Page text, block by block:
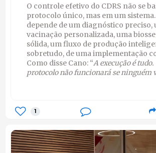
O controle efetivo do CDRS não se
protocolo único, mas em um sistema.
depende de um diagnóstico preciso,
vacinação personalizada, uma
sólida, um fluxo de produção
sobretudo, de uma implementação
Como disse Cano: “A execução é
protocolo não funcionará se ninguém
1